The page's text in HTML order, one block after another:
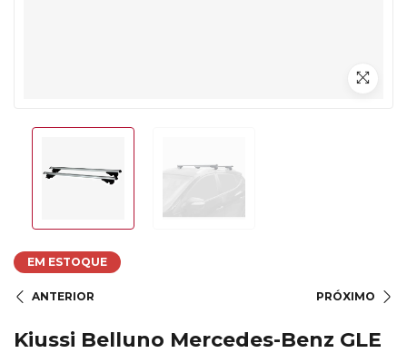
EM ESTOQUE
ANTERIOR PRÓXIMO
Kiussi Belluno Mercedes-Benz GLE